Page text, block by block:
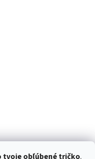
tvoje obľúbené tričko.